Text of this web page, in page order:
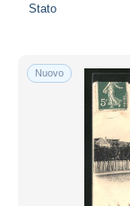
Stato
Nuovo